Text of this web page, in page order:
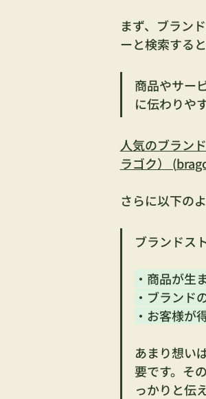
まず、ブラン
ーと検索する
商品やサー
に伝わりや
人気のブラン
ラゴク） (
さらに以下の
ブランドス
・商品が生
・ブランド
・お客様が
あまり想い
要です。そ
っかりと伝